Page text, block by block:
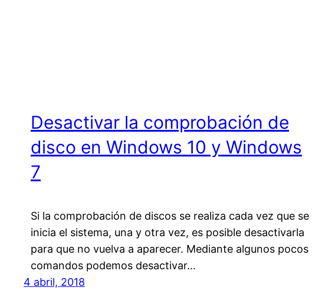
Desactivar la comprobación de
disco en Windows 10 y Windows
7
Si la comprobación de discos se realiza cada vez que se
inicia el sistema, una y otra vez, es posible desactivarla
para que no vuelva a aparecer. Mediante algunos pocos
comandos podemos desactivar…
4 abril, 2018